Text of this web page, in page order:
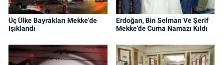
Üç Ülke Bayrakları Mekke'de
Işıklandı
Erdoğan, Bin Selman Ve Şerif
Mekke’de Cuma Namazı Kıldı